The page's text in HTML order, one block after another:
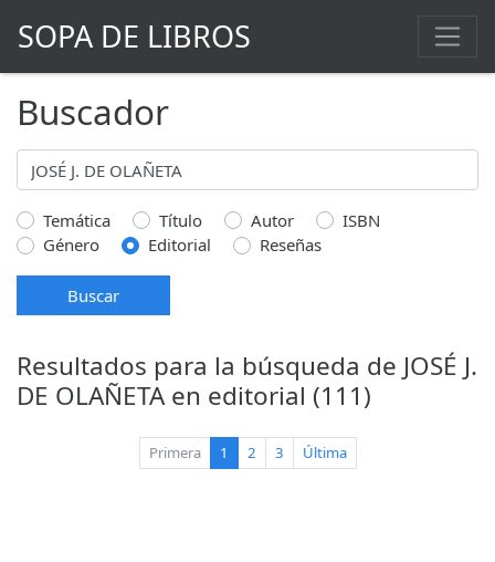
SOPA DE LIBROS
Buscador
Temática Título Autor
ISBN
Género
Editorial Reseñas
Buscar
Resultados para la búsqueda de JOSÉ J.
DE OLAÑETA en editorial (111)
Primera 1 (current)
2 3 Última